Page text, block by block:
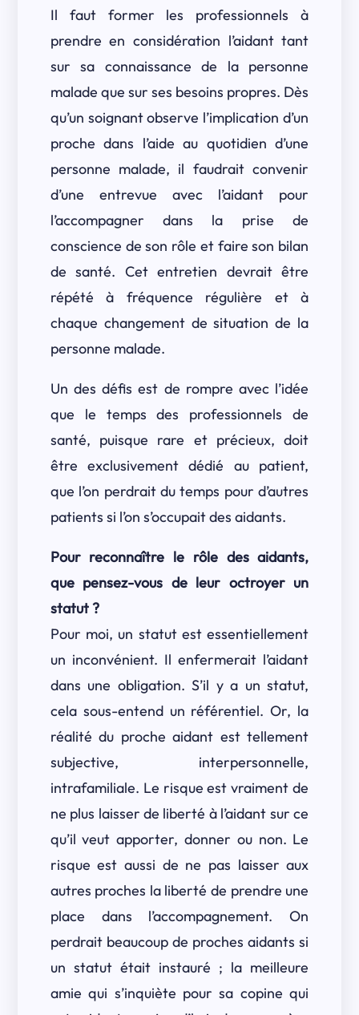
Il faut former les professionnels à
prendre en considération l’aidant tant
sur sa connaissance de la personne
malade que sur ses besoins propres. Dès
qu’un soignant observe l’implication d’un
proche dans l’aide au quotidien d’une
personne malade, il faudrait convenir
d’une entrevue avec l’aidant pour
l’accompagner dans la prise de
conscience de son rôle et faire son bilan
de santé. Cet entretien devrait être
répété à fréquence régulière et à
chaque changement de situation de la
personne malade.
Un des défis est de rompre avec l’idée
que le temps des professionnels de
santé, puisque rare et précieux, doit
être exclusivement dédié au patient,
que l’on perdrait du temps pour d’autres
patients si l’on s’occupait des aidants.
Pour reconnaître le rôle des aidants,
que pensez-vous de leur octroyer un
statut ?
Pour moi, un statut est essentiellement
un inconvénient. Il enfermerait l’aidant
dans une obligation. S’il y a un statut,
cela sous-entend un référentiel. Or, la
réalité du proche aidant est tellement
subjective, interpersonnelle,
intrafamiliale. Le risque est vraiment de
ne plus laisser de liberté à l’aidant sur ce
qu’il veut apporter, donner ou non. Le
risque est aussi de ne pas laisser aux
autres proches la liberté de prendre une
place dans l’accompagnement. On
perdrait beaucoup de proches aidants si
un statut était instauré ; la meilleure
amie qui s’inquiète pour sa copine qui